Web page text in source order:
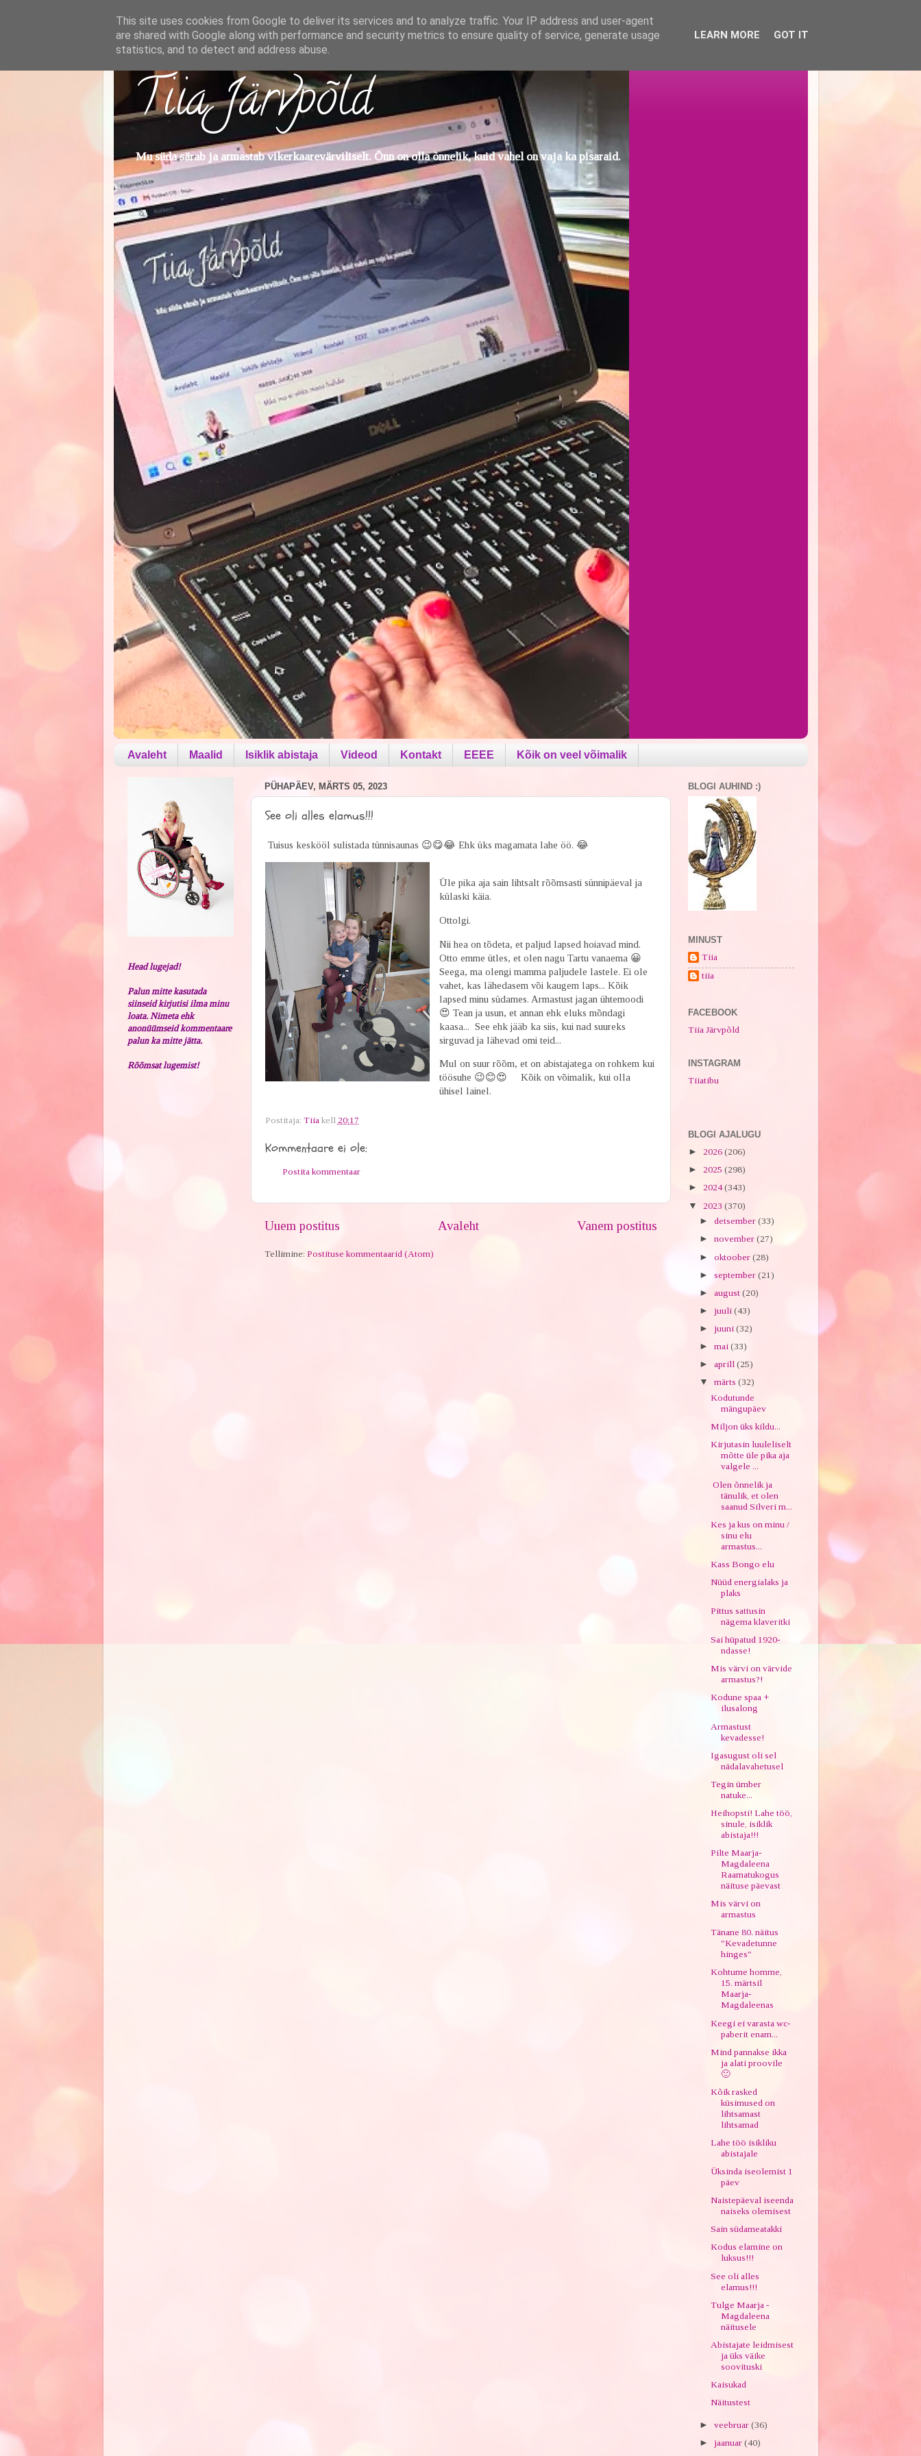
Tiia Järvpõld
Mu süda särab ja armastab vikerkaarevärviliselt. Õnn on olla õnnelik, kuid vahel on vaja ka pisaraid.
Avaleht Maalid Isiklik abistaja Videod Kontakt EEEE Kõik on veel võimalik
PÜHAPÄEV, MÄRTS 05, 2023
See oli alles elamus!!!
Tuisus keskööl sulistada tünnisaunas 😉😋😂 Ehk üks magamata lahe öö. 😂
Üle pika aja sain lihtsalt rõõmsasti sünnipäeval ja
külaski käia.
Ottolgi.
Nii hea on tõdeta, et paljud lapsed hoiavad mind.
Otto emme ütles, et olen nagu Tartu vanaema 😀
Seega, ma olengi mamma paljudele lastele. Ei ole
vahet, kas lähedasem või kaugem laps... Kõik
lapsed minu südames. Armastust jagan ühtemoodi
😍 Tean ja usun, et annan ehk eluks mõndagi
kaasa... See ehk jääb ka siis, kui nad suureks
sirguvad ja lähevad omi teid...
Mul on suur rõõm, et on abistajatega on rohkem kui
töösuhe 😉😊😍
Kõik on võimalik, kui olla
ühisel lainel.
Postitaja: Tiia kell 20:17
Kommentaare ei ole:
Postita kommentaar
Uuem postitus Vanem postitus
Avaleht
Tellimine: Postituse kommentaarid (Atom)
Head lugejad!
Palun mitte kasutada
siinseid kirjutisi ilma minu
loata. Nimeta ehk
anonüümseid kommentaare
palun ka mitte jätta.
Rõõmsat lugemist!
BLOGI AUHIND :)
MINUST
Tiia
tiia
FACEBOOK
Tiia Järvpõld
INSTAGRAM
Tiiatibu
BLOGI AJALUGU
► 2026 (206)
► 2025 (298)
► 2024(343)
▼ 2023 (370)
► detsember (33)
► november (27)
► oktoober (28)
► september (21)
► august (20)
► juuli (43)
► juuni (32)
► mai (33)
► aprill (25)
▼ märts (32)
Kodutunde
mängupäev
Miljon üks kildu...
Kirjutasin luuleliselt
mõtte üle pika aja
valgele ...
Olen õnnelik ja
tänulik, et olen
saanud Silveri m...
Kes ja kus on minu /
sinu elu
armastus...
Kass Bongo elu
Nüüd energialaks ja
plaks
Pittus sattusin
nägema klaveritki
Sai hüpatud 1920-
ndasse!
Mis värvi on värvide
armastus?!
Kodune spaa +
ilusalong
Armastust
kevadesse!
Igasugust oli sel
nädalavahetusel
Tegin ümber
natuke...
Heihopsti! Lahe töö,
sinule, isiklik
abistaja!!!
Pilte Maarja-
Magdaleena
Raamatukogus
näituse päevast
Mis värvi on
armastus
Tänane 80. näitus
"Kevadetunne
hinges"
Kohtume homme,
15. märtsil
Maarja-
Magdaleenas
Keegi ei varasta wc-
paberit enam...
Mind pannakse ikka
ja alati proovile
🙂
Kõik rasked
küsimused on
lihtsamast
lihtsamad
Lahe töö isikliku
abistajale
Üksinda iseolemist 1
päev
Naistepäeval iseenda
naiseks olemisest
Sain südameatakki
Kodus elamine on
luksus!!!
See oli alles
elamus!!!
Tulge Maarja -
Magdaleena
näitusele
Abistajate leidmisest
ja üks väike
soovituski
Kaisukad
Näitustest
► veebruar (36)
► jaanuar (40)
This site uses cookies from Google to deliver its services and to analyze traffic. Your IP address and user-agent
are shared with Google along with performance and security metrics to ensure quality of service, generate usage
statistics, and to detect and address abuse.
LEARN MORE GOT IT